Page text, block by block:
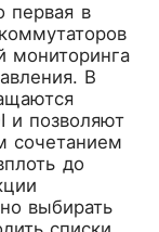
первая в
мониторинга
В
и позволяют
сочетанием
до
выбирать